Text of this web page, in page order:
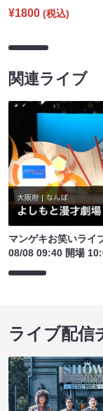
¥1800 (税込)
関連ライブ
マンゲキお笑いライ
08/08 09:40 開場
ライブ配信